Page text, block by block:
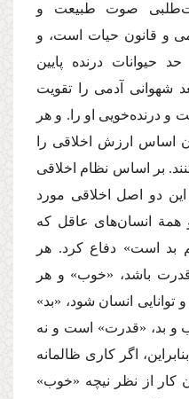
صوت طبیعت و
و قانون حیات است، و
حیوانات درنده پایین
شهوانی آدمی را تقویت
و درنده‌خویی او را. و هر
اساس ارزش اخلاقی را
بر اساس نظام اخلاقی
دو اصل اخلاقی مورد
همة‌ انسان‌های عاقل كه
است» دفاع كرد. هر
باشد، «خوب» و هر
انسان شود،‌ «بد»
و بد، «قدرت» است و نه
اگر كاری ظالمانه
از نظر ‌نیچه‌ «خوب»